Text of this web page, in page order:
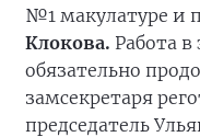
№1 макулатуре и
Клокова. Работа
обязательно
замсекретаря
председатель